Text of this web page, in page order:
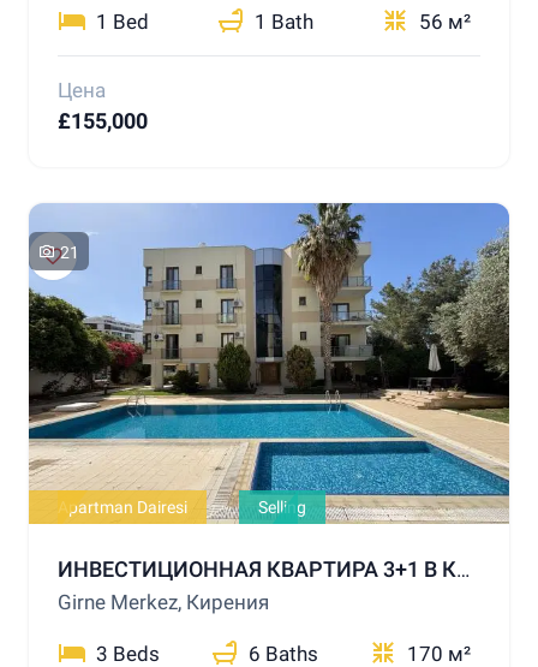
1 Bed 1 Bath 56 м²
Цена
£155,000
21
Apartman Dairesi Selling
ИНВЕСТИЦИОННАЯ КВАРТИРА 3+1 В КИРЕНИИ С БАССЕЙНОМ
Girne Merkez, Кирения
3 Beds 6 Baths 170 м²